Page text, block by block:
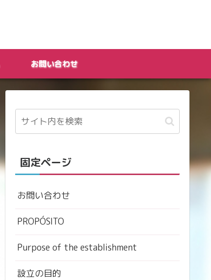
お問い合わせ
固定ページ
お問い合わせ
PROPÓSITO
Purpose of the establishment
設立の目的